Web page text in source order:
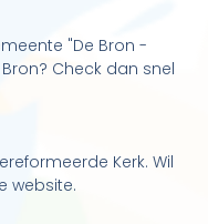
"De Bron -
Check dan snel
Kerk. Wil
website.